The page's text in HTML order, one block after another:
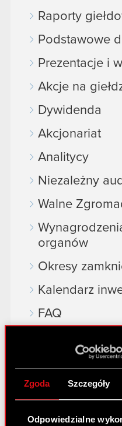
Zgoda Szczegóły
Odpowiedzialne
Raporty
Podstawowe
Prezentacje i
Akcje na
Dywidenda
Akcjonariat
Analitycy
Niezależny
Walne
organów
Okresy
Kalendarz
FAQ
Kontakt IR
Dowiedz się więcej: